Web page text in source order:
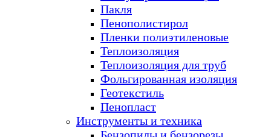
Пакля
Пенополистирол
Пленки полиэтиленовые
Теплоизоляция
Теплоизоляция для труб
Фольгированная изоляция
Геотекстиль
Пенопласт
Инструменты и техника